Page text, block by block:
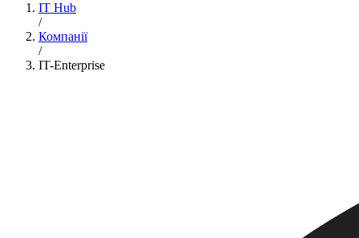
IT Hub
/
Компанії
/
IT-Enterprise